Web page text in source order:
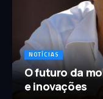
NOTÍCIAS
O futuro da
e inovações